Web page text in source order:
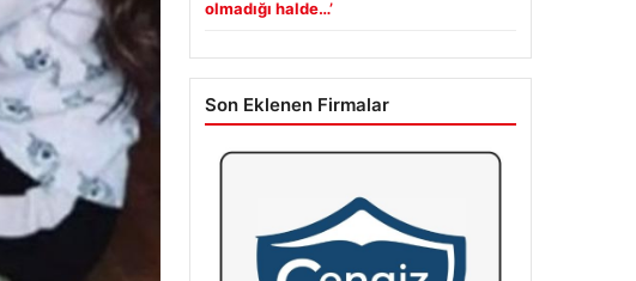
olmadığı halde…’
Son Eklenen Firmalar